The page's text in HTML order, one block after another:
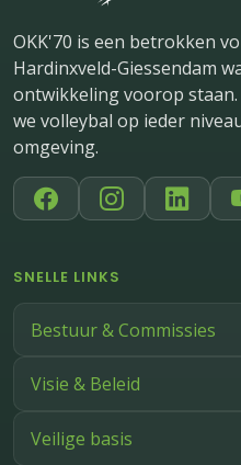
OKK'70 is een betrokken
Hardinxveld-Giessendam
ontwikkeling voorop
we volleybal op ieder
omgeving.
SNELLE LINKS
Bestuur & Commissies
Visie & Beleid
Veilige basis